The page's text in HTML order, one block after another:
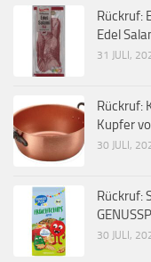
Rückruf:
Edel
31 JULI,
Rückruf:
Kupfer
30 JULI,
Rückruf:
30 JULI,